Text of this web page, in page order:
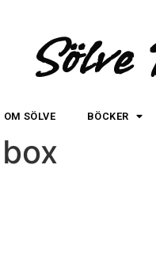
OM SÖLVE BÖCKER